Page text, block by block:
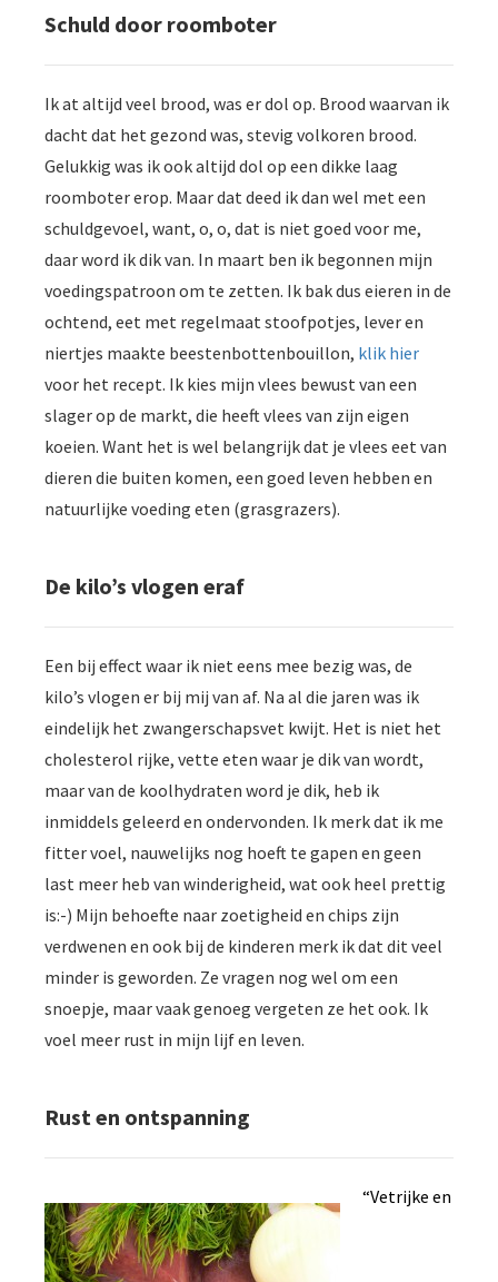
Schuld door roomboter
Ik at altijd veel brood, was er dol op. Brood waarvan ik
dacht dat het gezond was, stevig volkoren brood.
Gelukkig was ik ook altijd dol op een dikke laag
roomboter erop. Maar dat deed ik dan wel met een
schuldgevoel, want, o, o, dat is niet goed voor me,
daar word ik dik van. In maart ben ik begonnen mijn
voedingspatroon om te zetten. Ik bak dus eieren in de
ochtend, eet met regelmaat stoofpotjes, lever en
niertjes maakte beestenbottenbouillon, klik hier
voor het recept. Ik kies mijn vlees bewust van een
slager op de markt, die heeft vlees van zijn eigen
koeien. Want het is wel belangrijk dat je vlees eet van
dieren die buiten komen, een goed leven hebben en
natuurlijke voeding eten (grasgrazers).
De kilo’s vlogen eraf
Een bij effect waar ik niet eens mee bezig was, de
kilo’s vlogen er bij mij van af. Na al die jaren was ik
eindelijk het zwangerschapsvet kwijt. Het is niet het
cholesterol rijke, vette eten waar je dik van wordt,
maar van de koolhydraten word je dik, heb ik
inmiddels geleerd en ondervonden. Ik merk dat ik me
fitter voel, nauwelijks nog hoeft te gapen en geen
last meer heb van winderigheid, wat ook heel prettig
is:-) Mijn behoefte naar zoetigheid en chips zijn
verdwenen en ook bij de kinderen merk ik dat dit veel
minder is geworden. Ze vragen nog wel om een
snoepje, maar vaak genoeg vergeten ze het ook. Ik
voel meer rust in mijn lijf en leven.
Rust en ontspanning
“Vetrijke en